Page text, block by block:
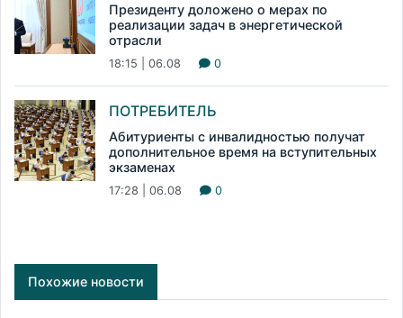
Президенту доложено о мерах по
реализации задач в энергетической
отрасли
18:15 | 06.08 0
ПОТРЕБИТЕЛЬ
Абитуриенты с инвалидностью получат
дополнительное время на вступительных
экзаменах
17:28 | 06.08 0
Похожие новости